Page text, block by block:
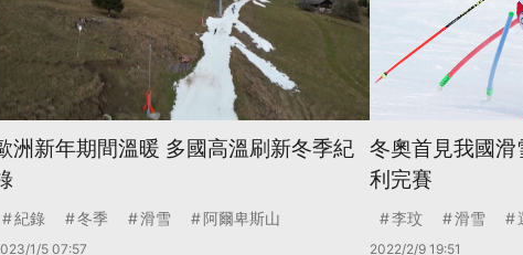
洲新年期間溫暖 多國高溫刷新冬季紀
紀錄 冬季 滑雪 阿爾卑斯山
1/5 07:57
冬奧首見我國
利完賽
李玟 滑雪
2022/2/9 19:51